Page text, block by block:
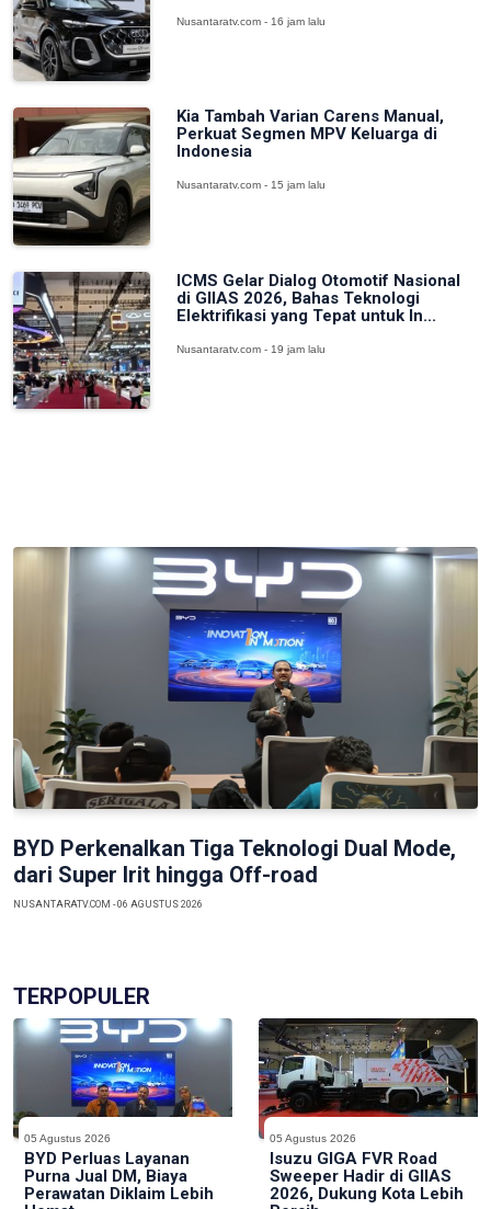
Nusantaratv.com - 16 jam lalu
Kia Tambah Varian Carens Manual,
Perkuat Segmen MPV Keluarga di
Indonesia
Nusantaratv.com - 15 jam lalu
ICMS Gelar Dialog Otomotif Nasional
di GIIAS 2026, Bahas Teknologi
Elektrifikasi yang Tepat untuk In...
Nusantaratv.com - 19 jam lalu
BYD Perkenalkan Tiga Teknologi Dual Mode,
dari Super Irit hingga Off-road
NUSANTARATV.COM - 06 AGUSTUS 2026
Previous
TERPOPULER
05 Agustus 2026
BYD Perluas Layanan
Purna Jual DM, Biaya
Perawatan Diklaim Lebih
05 Agustus 2026
Isuzu GIGA FVR Road
Sweeper Hadir di GIIAS
2026, Dukung Kota Lebih